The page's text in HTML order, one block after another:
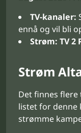
TV-kanaler:
ennå og vil bli
Strøm: TV 2
Strøm
Det finnes
listet for denne
strømme